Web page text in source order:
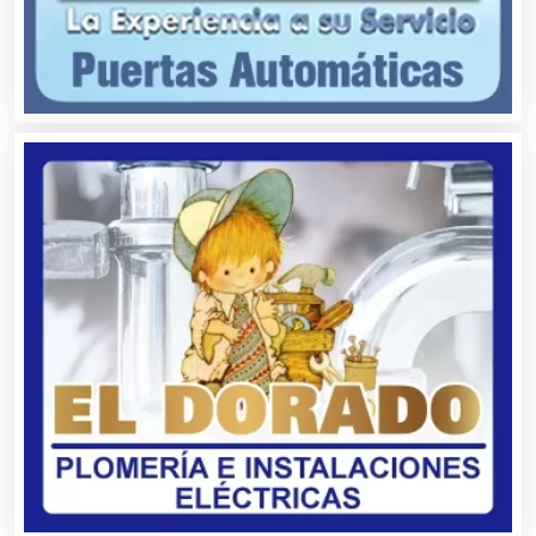
Almacenaje
Alquiler de Autos
Alquiler de Equipos para Fiestas
Alquiler de Sillas y Mesas
Alquiler de Trajes de Etiqueta
Alta Costura